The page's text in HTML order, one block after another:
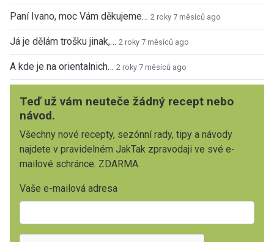
Paní Ivano, moc Vám děkujeme… 2 roky 7 měsíců ago
Já je dělám trošku jinak,… 2 roky 7 měsíců ago
A kde je na orientalnich… 2 roky 7 měsíců ago
Teď už vám neuteče žádný recept nebo
návod.
Všechny nové recepty, sezónní rady, tipy a návody
najdete v pravidelném JakTak zpravodaji ve své e-
mailové schránce. ZDARMA.
Vaše e-mailová adresa